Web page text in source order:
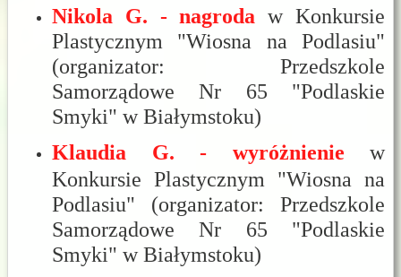
Nikola G. - nagroda w Konkursie
Plastycznym "Wiosna na Podlasiu"
(organizator: Przedszkole
Samorządowe Nr 65 "Podlaskie
Smyki" w Białymstoku)
Klaudia G. - wyróżnienie
w
Konkursie Plastycznym "Wiosna na
Podlasiu" (organizator: Przedszkole
Samorządowe Nr 65 "Podlaskie
Smyki" w Białymstoku)